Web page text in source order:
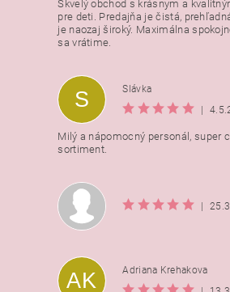
Vložením hodnotenie
podmienkami ochrany osobných
Skvelý obchod s krásnym a
pre deti. Predajňa je čistá,
je naozaj široký. Maximálna
sa vrátime.
S
Slávka
Milý a nápomocný personál, super
sortiment.
AK
Adriana Krehakova